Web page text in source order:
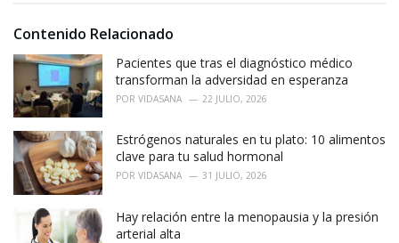
s
:
Contenido Relacionado
Pacientes que tras el diagnóstico médico
transforman la adversidad en esperanza
POR VIDASANA 22 JULIO, 2026
Estrógenos naturales en tu plato: 10 alimentos
clave para tu salud hormonal
POR VIDASANA 31 JULIO, 2026
Hay relación entre la menopausia y la presión
arterial alta